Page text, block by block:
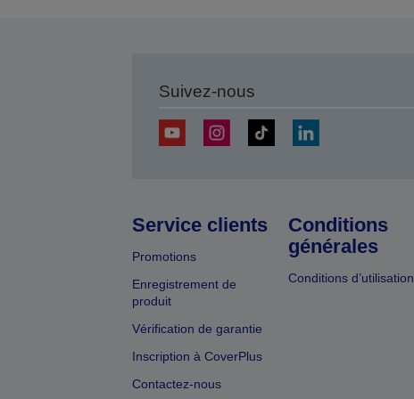
Suivez-nous
Service clients
Promotions
Enregistrement de
produit
Vérification de garantie
Inscription à CoverPlus
Contactez-nous
Conditions
générales
Conditions d’utilisation